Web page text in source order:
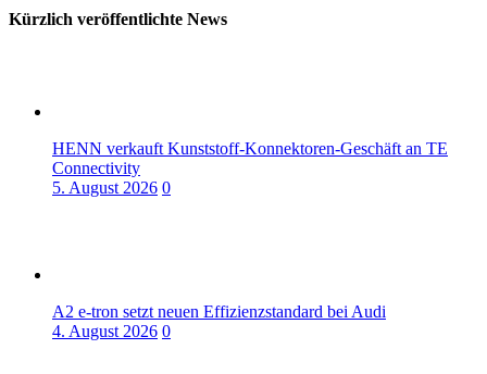
Kürzlich veröffentlichte News
HENN verkauft Kunststoff-Konnektoren-Geschäft an TE
Connectivity
5. August 2026 0
A2 e-tron setzt neuen Effizienzstandard bei Audi
4. August 2026 0